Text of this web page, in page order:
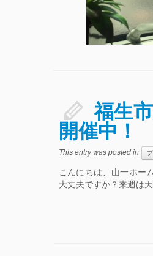
福生
開催中！
This entry was posted in
こんにちは、山一ホー
大丈夫ですか？来週は